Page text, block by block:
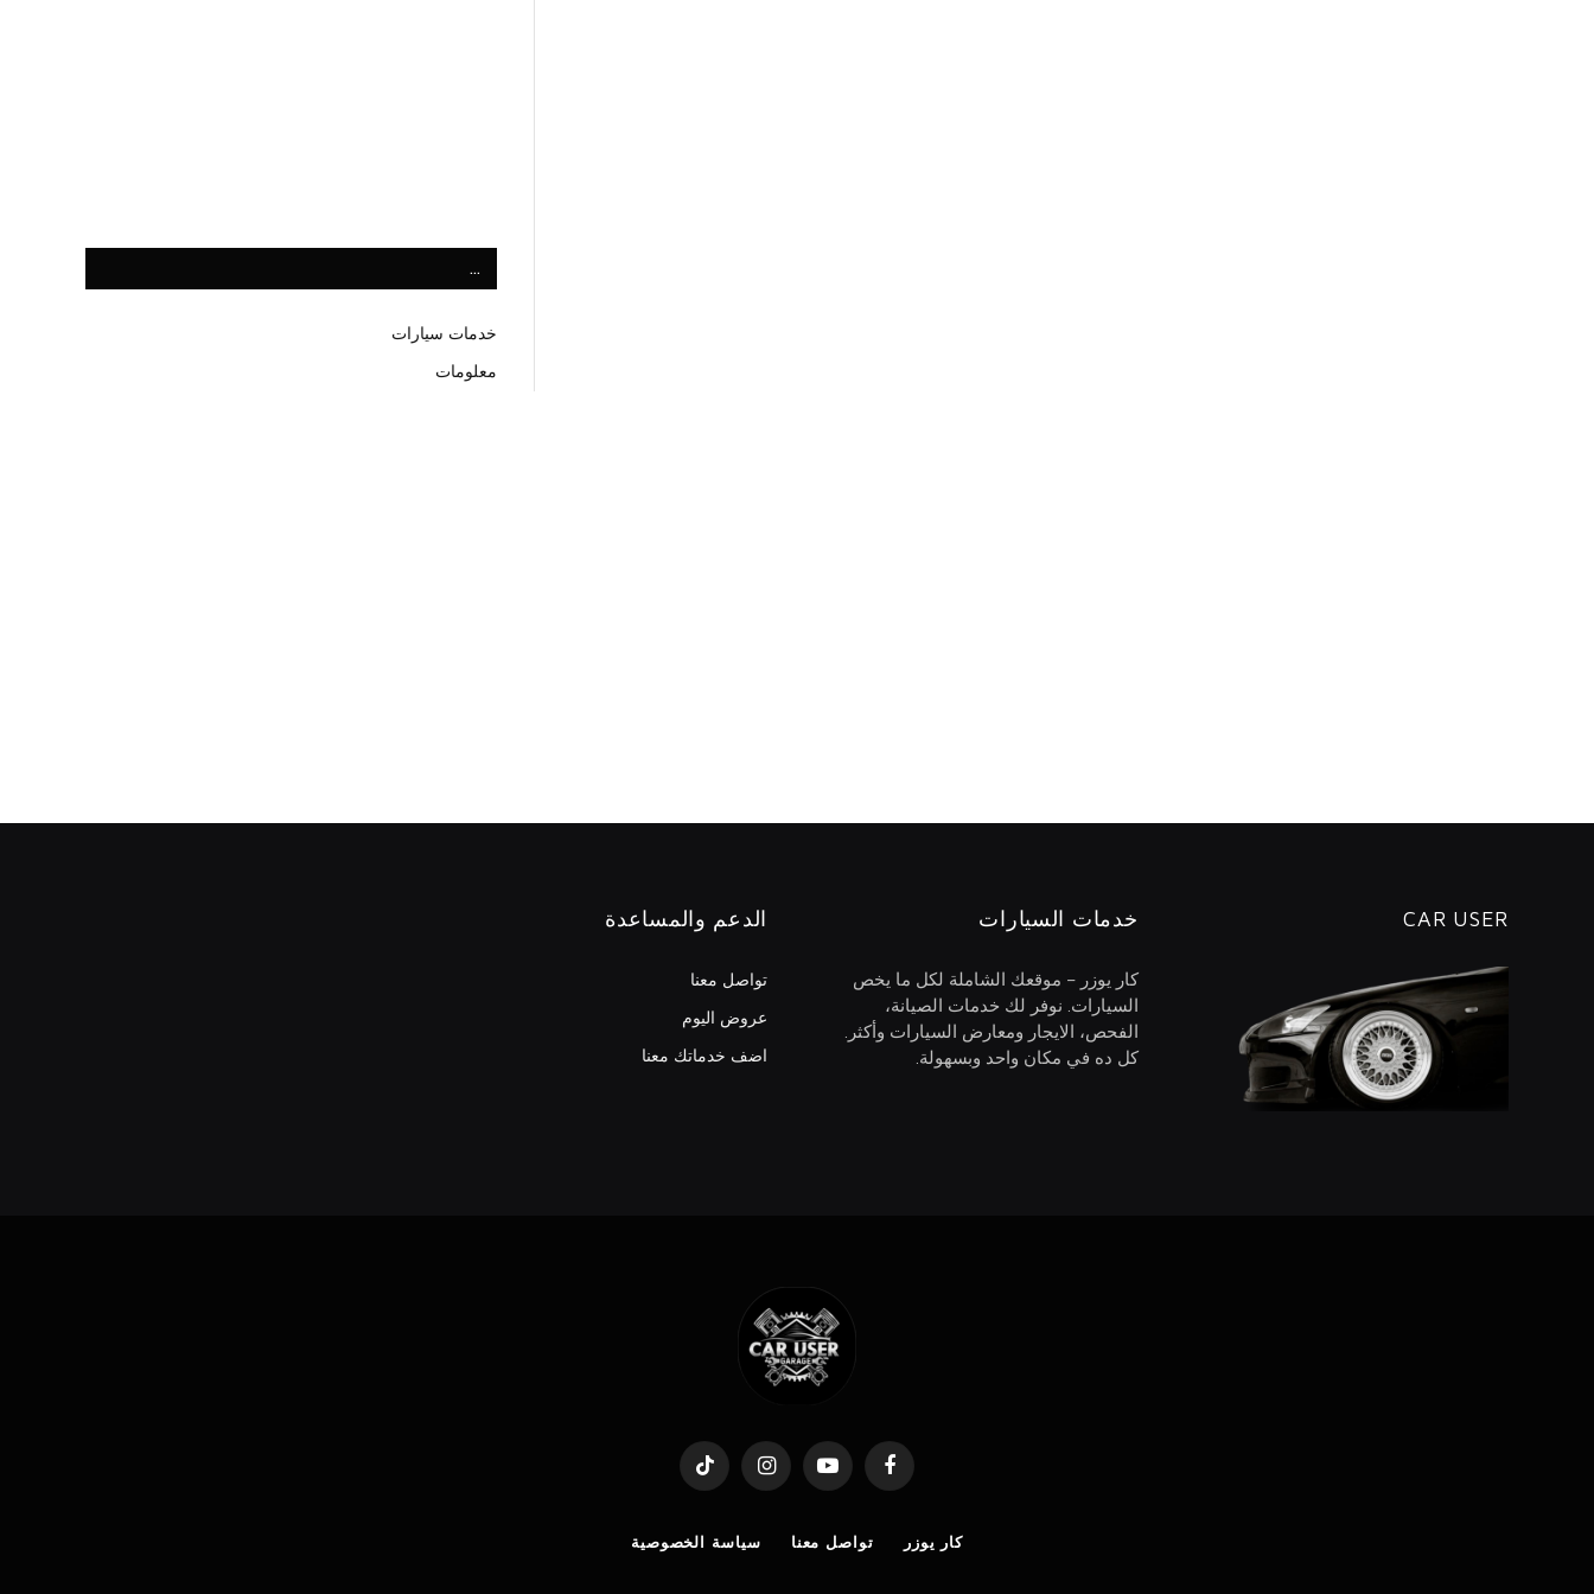
…
خدمات سيارات
معلومات
CAR USER خدمات السيارات
كار يوزر – موقعك الشاملة لكل ما يخص
السيارات. نوفر لك خدمات الصيانة،
الفحص، الايجار ومعارض السيارات وأكثر.
كل ده في مكان واحد وبسهولة.
الدعم والمساعدة
تواصل معنا
عروض اليوم
اضف خدماتك معنا
Facebook
YouTube
Instagram
TikTok
كار يوزر تواصل معنا سياسة الخصوصية